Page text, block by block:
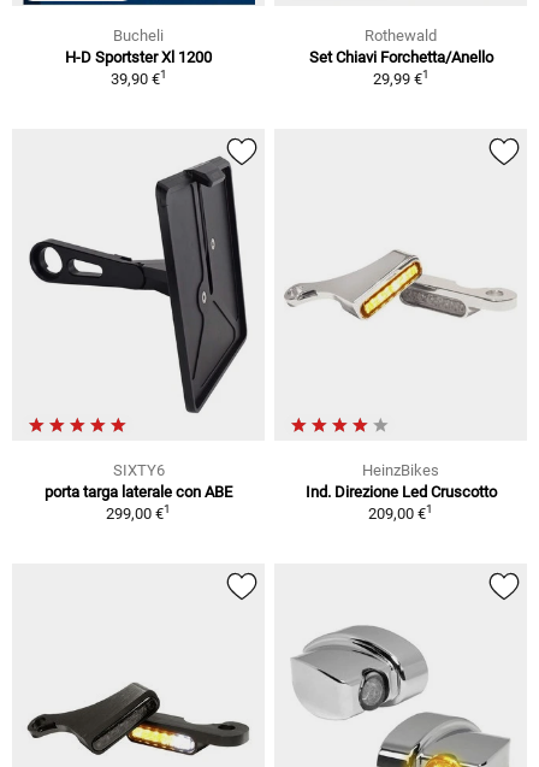
Bucheli
H-D Sportster Xl 1200
39,90 €1
Rothewald
Set Chiavi Forchetta/Anello
29,99 €1
SIXTY6
porta targa laterale con ABE
299,00 €1
HeinzBikes
Ind. Direzione Led Cruscotto
209,00 €1